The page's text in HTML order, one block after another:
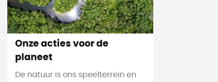
Onze acties voor de
planeet
De natuur is ons speelterrein en